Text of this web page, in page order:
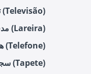
تلفزيون (Televisão)
مدفأة (Lareira)
هاتف (Telefone)
سجاد (Tapete)